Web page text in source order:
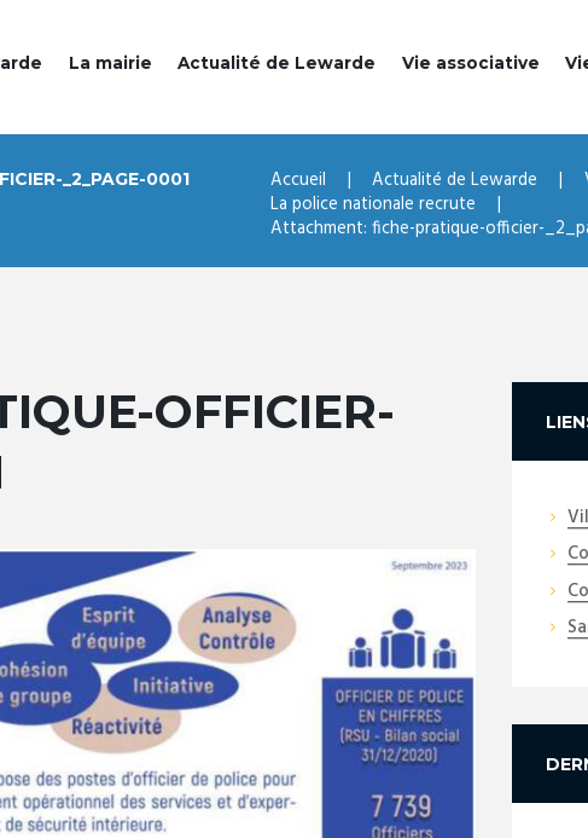
La mairie Actualité de Lewarde Vie associative
_2_PAGE-0001 Accueil Actualité de Lewarde
La police nationale recrute
Attachment: fiche-pratique-officier-
OFFICIER-